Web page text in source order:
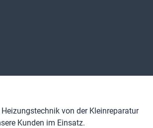
von der Kleinreparatur
Kunden im Einsatz.